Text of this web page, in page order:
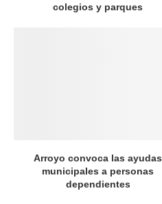
colegios y parques
Arroyo convoca las ayudas
municipales a personas
dependientes